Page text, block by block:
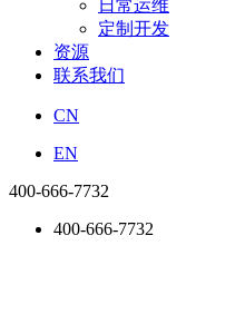
日常运维
定制开发
资源
联系我们
CN
EN
400-666-7732
400-666-7732